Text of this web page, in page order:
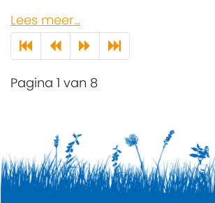
Lees meer...
Pagina 1 van 8